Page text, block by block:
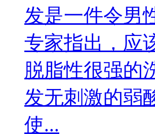
发是一件令男
专家指出，应
脱脂性很强的
发无刺激的弱
使...